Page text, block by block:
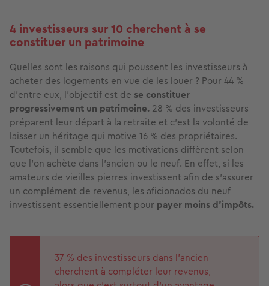
4 investisseurs sur 10 cherchent à se
constituer un patrimoine
Quelles sont les raisons qui poussent les investisseurs à
acheter des logements en vue de les louer ? Pour 44 %
d’entre eux, l'objectif est de se constituer
progressivement un patrimoine. 28 % des investisseurs
préparent leur départ à la retraite et c'est la volonté de
laisser un héritage qui motive 16 % des propriétaires.
Toutefois, il semble que les motivations diffèrent selon
que l’on achète dans l’ancien ou le neuf. En effet, si les
amateurs de vieilles pierres investissent afin de s'assurer
un complément de revenus, les aficionados du neuf
investissent essentiellement pour payer moins d'impôts.
37 % des investisseurs dans l'ancien
cherchent à compléter leur revenus,